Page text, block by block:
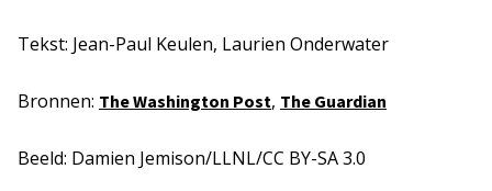
Tekst: Jean-Paul Keulen, Laurien Onderwater
Bronnen: The Washington Post, The Guardian
Beeld: Damien Jemison/LLNL/CC BY-SA 3.0